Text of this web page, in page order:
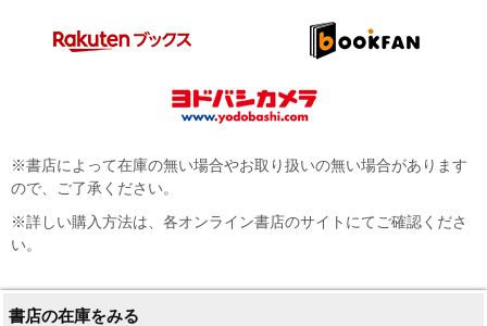
※書店によって在庫の無い場合やお取り扱いの無い場合があります
ので、ご了承ください。
※詳しい購入方法は、各オンライン書店のサイトにてご確認くださ
い。
書店の在庫をみる